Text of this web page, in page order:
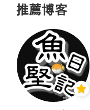
推薦博客